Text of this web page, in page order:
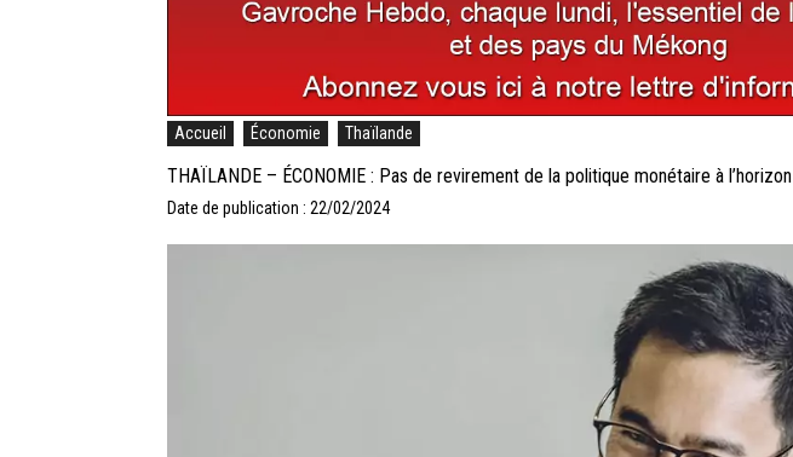
Accueil Économie Thaïlande
THAÏLANDE – ÉCONOMIE : Pas de revirement de la politique monétaire à l’horizon
Date de publication : 22/02/2024